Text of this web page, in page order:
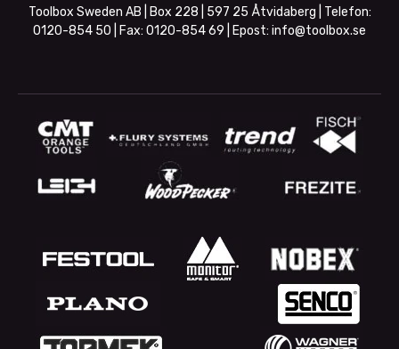
Toolbox Sweden AB | Box 228 | 597 25 Åtvidaberg | Telefon:
0120-854 50 | Fax: 0120-854 69 | Epost: info@toolbox.se